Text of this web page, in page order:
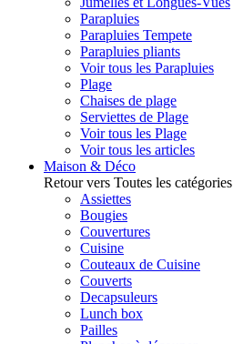
Parapluies
Parapluies Tempete
Parapluies pliants
Voir tous les Parapluies
Plage
Chaises de plage
Serviettes de Plage
Voir tous les Plage
Voir tous les articles
Maison & Déco
Retour vers Toutes les catégories
Assiettes
Bougies
Couvertures
Cuisine
Couteaux de Cuisine
Couverts
Decapsuleurs
Lunch box
Pailles